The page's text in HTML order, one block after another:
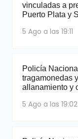
vinculadas a
Puerto Plata y
5 Ago a las 19:11
Policía
tragamonedas
allanamiento y
5 Ago a las 19:02